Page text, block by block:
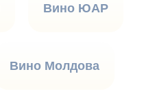
Вино ЮАР
Вино Молдова